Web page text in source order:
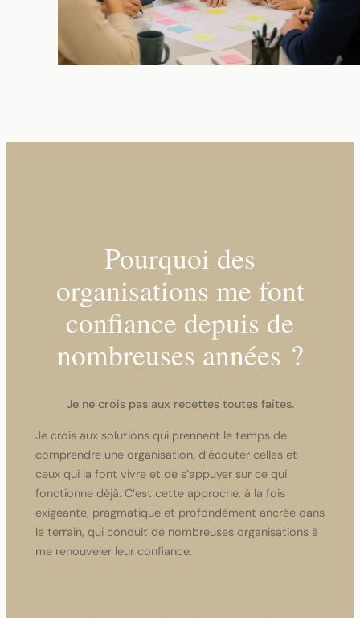
Pourquoi des
organisations me font
confiance depuis de
nombreuses années ?
Je ne crois pas aux recettes toutes faites.
Je crois aux solutions qui prennent le temps de
comprendre une organisation, d’écouter celles et
ceux qui la font vivre et de s’appuyer sur ce qui
fonctionne déjà. C’est cette approche, à la fois
exigeante, pragmatique et profondément ancrée dans
le terrain, qui conduit de nombreuses organisations à
me renouveler leur confiance.